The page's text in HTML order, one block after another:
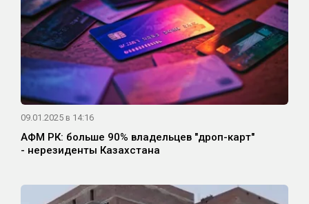
09.01.2025 в 14:16
АФМ РК: больше 90% владельцев "дроп-карт"
- нерезиденты Казахстана